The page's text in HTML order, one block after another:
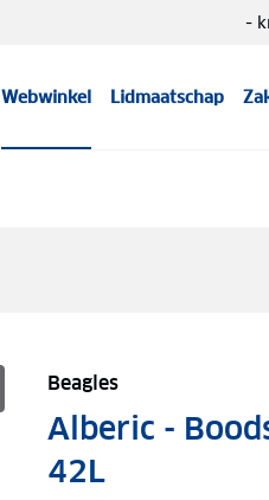
Webwinkel Lidmaatschap
-
Beagles
Alberic -
42L